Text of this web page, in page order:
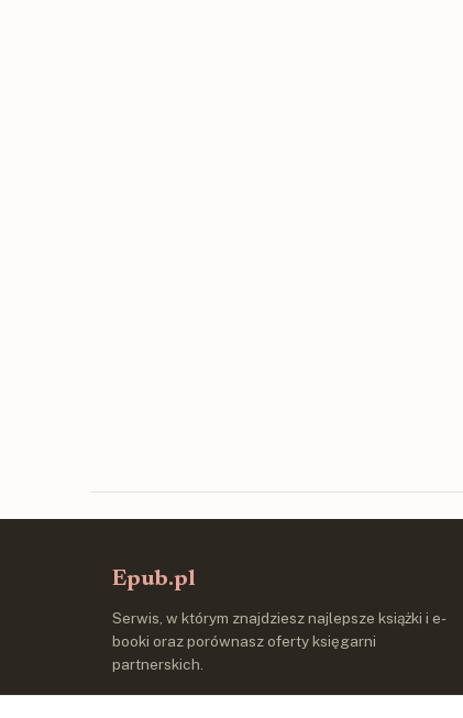
Epub.pl
Serwis, w którym znajdziesz najlepsze książki i e-
booki oraz porównasz oferty księgarni
partnerskich.